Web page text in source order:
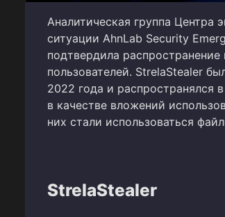
Аналитическая группа Центра
ситуации AhnLab Security
подтвердила
пользователей. StrelaStealer
2022 года и распространялся
в качестве вложений
них стали использоваться
StrelaStealer